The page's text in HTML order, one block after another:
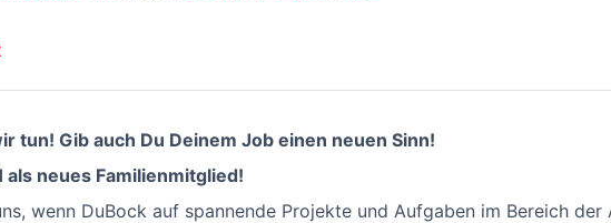
tun! Gib auch Du Deinem Job einen neuen Sinn!
als neues Familienmitglied!
wenn DuBock auf spannende Projekte und Aufgaben im Bereich der